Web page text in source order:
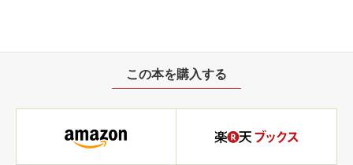
この本を購入する